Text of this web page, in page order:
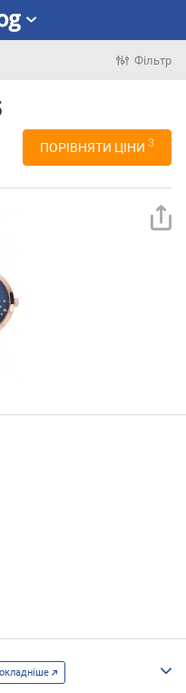
Фільтр
ПОРІВНЯТИ ЦІНИ 3